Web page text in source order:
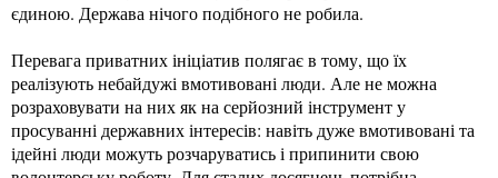
єдиною. Держава нічого подібного не робила.
Перевага приватних ініціатив полягає в тому, що їх
реалізують небайдужі вмотивовані люди. Але не можна
розраховувати на них як на серйозний інструмент у
просуванні державних інтересів: навіть дуже вмотивовані та
ідейні люди можуть розчаруватись і припинити свою